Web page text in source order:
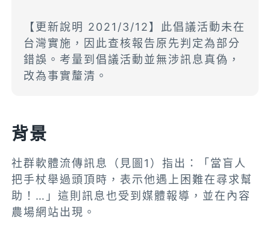
【更新說明 2021/3/12】此倡議活動未在
台灣實施，因此查核報告原先判定為部分
錯誤。考量到倡議活動並無涉訊息真偽，
改為事實釐清。
背景
社群軟體流傳訊息（見圖1）指出：「當盲人
把手杖舉過頭頂時，表示他遇上困難在尋求幫
助！…」這則訊息也受到媒體報導，並在內容
農場網站出現。